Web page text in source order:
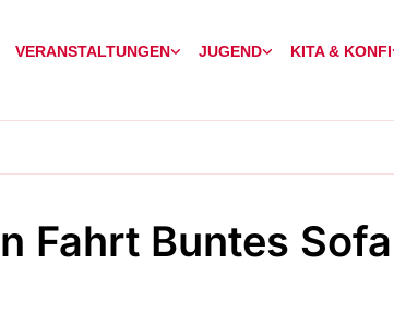
VERANSTALTUNGEN JUGEND KITA & KONFI
Fahrt Buntes Sofa